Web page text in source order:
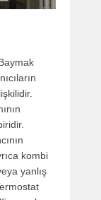
kombi
yanlış